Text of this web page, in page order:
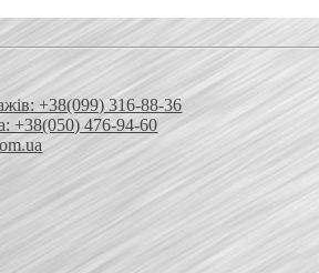
+38(099) 316-88-36
+38(050) 476-94-60